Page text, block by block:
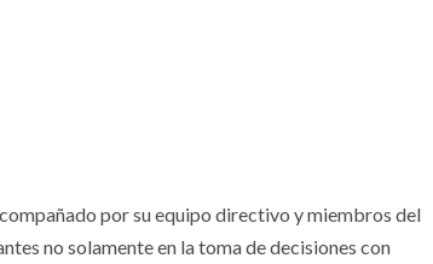
por su equipo directivo y miembros del
no solamente en la toma de decisiones con